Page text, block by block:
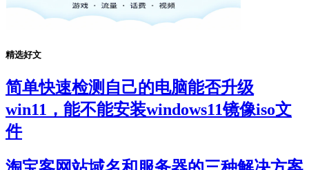
精选好文
简单快速检测自己的电脑能否升级
win11，能不能安装windows11镜像iso文
件